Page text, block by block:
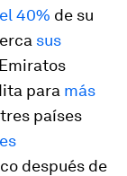
40% de su
sus
para más
países
después de